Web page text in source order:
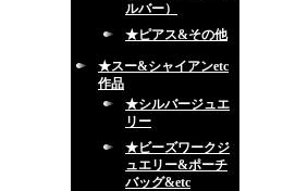
ルバー）
★ピアス&その他
★スー&シャイアンetc
作品
★シルバージュエ
リー
★ビーズワークジ
ュエリー&ポーチ
バッグ&etc